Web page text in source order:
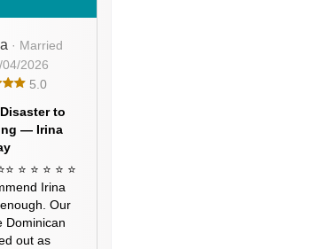
· Married
2026
5.0
to
— Irina
⭐ ⭐ ⭐ ⭐ ⭐
Irina
Our
Dominican
out as